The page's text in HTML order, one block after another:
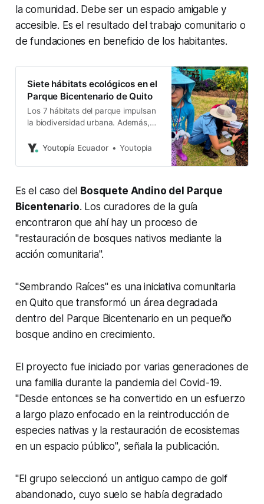
la comunidad. Debe ser un espacio amigable y
accesible. Es el resultado del trabajo comunitario o
de fundaciones en beneficio de los habitantes.
Siete hábitats ecológicos en el
Parque Bicentenario de Quito
Los 7 hábitats del parque impulsan
la biodiversidad urbana. Además,
silvestre con el aporte ciudadano.
Youtopía Ecuador Youtopia
Es el caso del Bosquete Andino del Parque
Bicentenario. Los curadores de la guía
encontraron que ahí hay un proceso de
"restauración de bosques nativos mediante la
acción comunitaria".
"Sembrando Raíces" es una iniciativa comunitaria
en Quito que transformó un área degradada
dentro del Parque Bicentenario en un pequeño
bosque andino en crecimiento.
El proyecto fue iniciado por varias generaciones de
una familia durante la pandemia del Covid-19.
"Desde entonces se ha convertido en un esfuerzo
a largo plazo enfocado en la reintroducción de
especies nativas y la restauración de ecosistemas
en un espacio público", señala la publicación.
"El grupo seleccionó un antiguo campo de golf
abandonado, cuyo suelo se había degradado